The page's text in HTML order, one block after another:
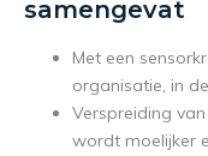
samengevat
Met een
organisatie, in
Verspreiding
wordt moelijker